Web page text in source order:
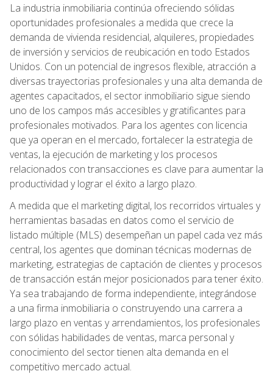
La industria inmobiliaria continúa ofreciendo sólidas
oportunidades profesionales a medida que crece la
demanda de vivienda residencial, alquileres, propiedades
de inversión y servicios de reubicación en todo Estados
Unidos. Con un potencial de ingresos flexible, atracción a
diversas trayectorias profesionales y una alta demanda de
agentes capacitados, el sector inmobiliario sigue siendo
uno de los campos más accesibles y gratificantes para
profesionales motivados. Para los agentes con licencia
que ya operan en el mercado, fortalecer la estrategia de
ventas, la ejecución de marketing y los procesos
relacionados con transacciones es clave para aumentar la
productividad y lograr el éxito a largo plazo.
A medida que el marketing digital, los recorridos virtuales y
herramientas basadas en datos como el servicio de
listado múltiple (MLS) desempeñan un papel cada vez más
central, los agentes que dominan técnicas modernas de
marketing, estrategias de captación de clientes y procesos
de transacción están mejor posicionados para tener éxito.
Ya sea trabajando de forma independiente, integrándose
a una firma inmobiliaria o construyendo una carrera a
largo plazo en ventas y arrendamientos, los profesionales
con sólidas habilidades de ventas, marca personal y
conocimiento del sector tienen alta demanda en el
competitivo mercado actual.